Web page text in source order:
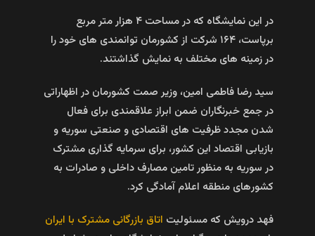
در این نمایشگاه که در مساحت ۴ هزار متر مربع
برپاست، ۱۶۴ شرکت از کشورمان توانمندی‌ های خود را
در زمینه‌ های مختلف به نمایش گذاشتند.
سید رضا فاطمی امین، وزیر صمت کشورمان در اظهاراتی
در جمع خبرنگاران ضمن ابراز علاقمندی برای فعال
شدن مجدد ظرفیت‌ های اقتصادی و صنعتی سوریه و
بازیابی اقتصاد این کشور، برای سرمایه گذاری مشترک
در سوریه به منظور تامین مصارف داخلی و صادرات به
کشور‌های منطقه اعلام آمادگی کرد.
فهد درویش که مسئولیت اتاق بازرگانی مشترک با ایران